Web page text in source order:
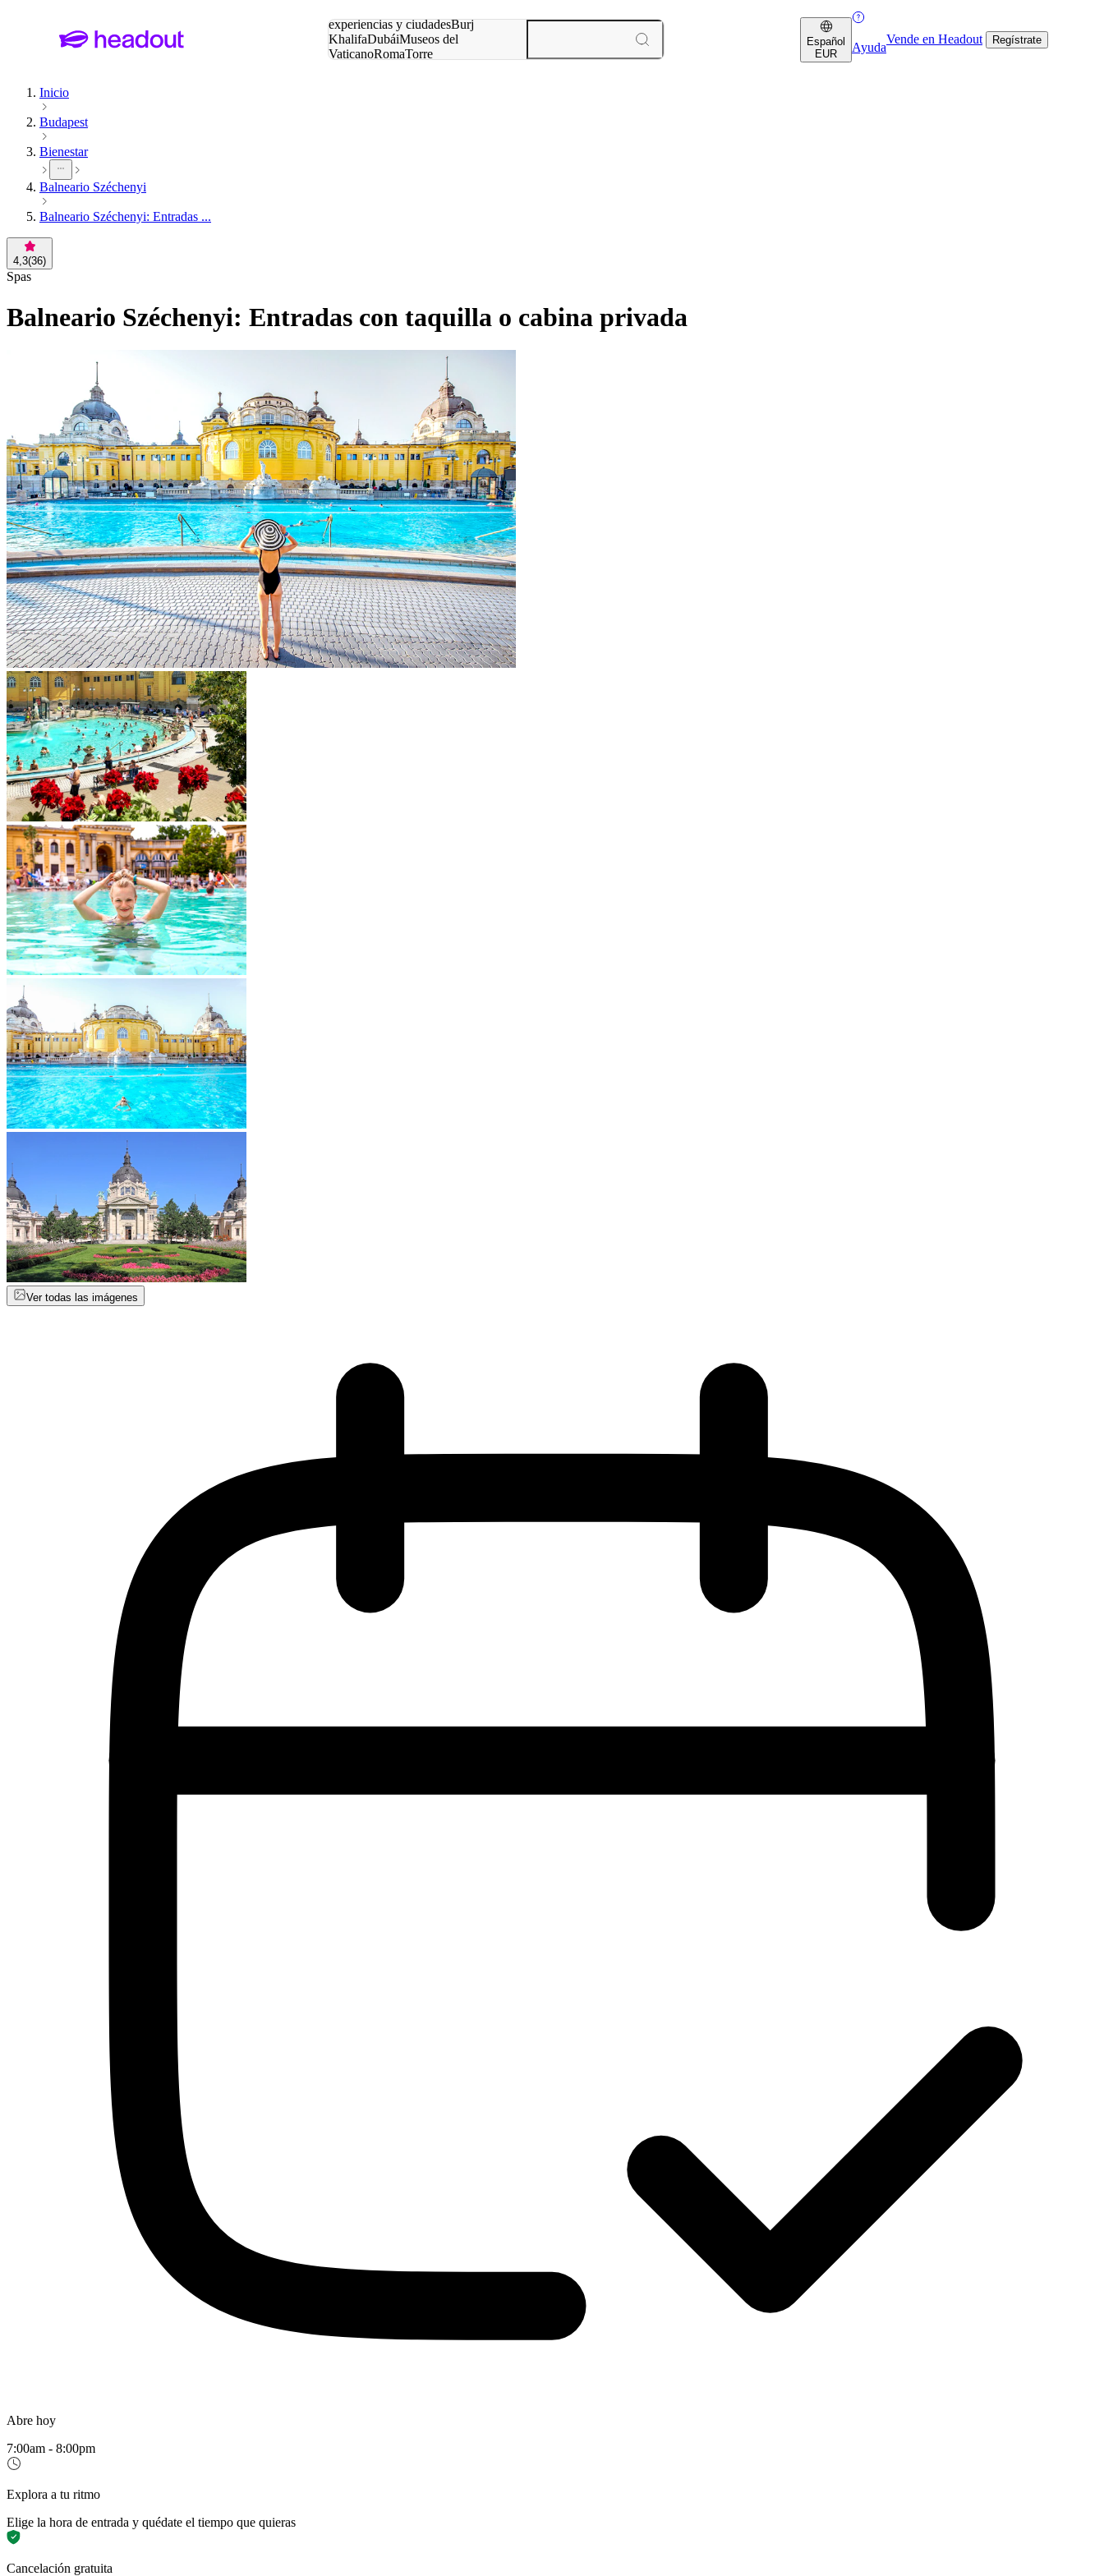
experiencias y ciudadesBurj
KhalifaDubáiMuseos del
VaticanoRomaTorre
Español
EUR
Ayuda
Vende en Headout Regístrate
Inicio
Budapest
Bienestar
Balneario Széchenyi
Balneario Széchenyi: Entradas ...
4,3(36)
Spas
Balneario Széchenyi: Entradas con taquilla o cabina privada
Ver todas las imágenes
Abre hoy
7:00am - 8:00pm
Explora a tu ritmo
Elige la hora de entrada y quédate el tiempo que quieras
Cancelación gratuita